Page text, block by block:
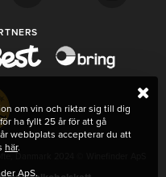
om vin och riktar sig till dig
ha fyllt 25 år för att gå
webbplats accepterar du att
här.
ApS.